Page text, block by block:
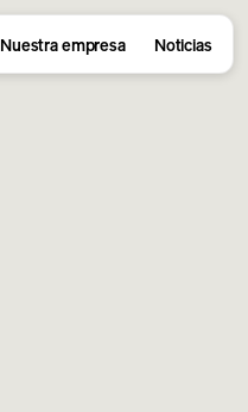
Nuestra empresa Noticias